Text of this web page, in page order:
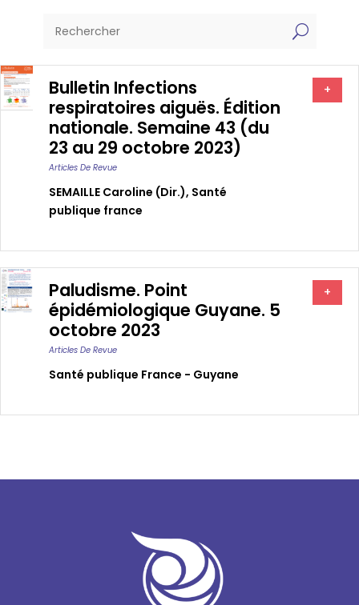
U
Bulletin Infections
respiratoires aiguës. Édition
nationale. Semaine 43 (du
23 au 29 octobre 2023)
Articles De Revue
SEMAILLE Caroline (dir.), Santé
publique france
+
Paludisme. Point
épidémiologique Guyane. 5
octobre 2023
Articles De Revue
Santé publique France - Guyane
+